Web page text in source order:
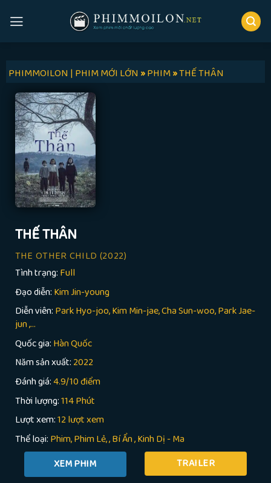
PHIMMOILON | PHIM MỚI LỚN»PHIM»THẾ THÂN
THẾ THÂN
THE OTHER CHILD (2022)
Tình trạng: Full
Đạo diễn: Kim Jin-young
Diễn viên: Park Hyo-joo, Kim Min-jae, Cha Sun-woo, Park Jae-
jun ,...
Quốc gia: Hàn Quốc
Năm sản xuất: 2022
Đánh giá:4.9/10 điểm
Thời lượng:114 Phút
Lượt xem:12 lượt xem
Thể loại: Phim Phim Lẻ ,Bí Ẩn,Kinh Dị - Ma
TRAILER